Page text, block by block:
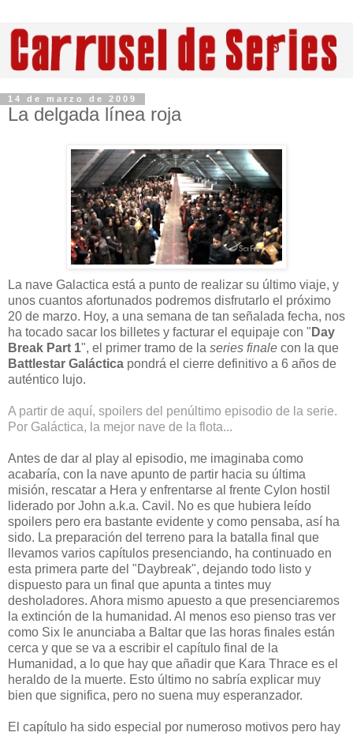
14 de marzo de 2009
La delgada línea roja
La nave Galactica está a punto de realizar su último viaje, y
unos cuantos afortunados podremos disfrutarlo el próximo
20 de marzo. Hoy, a una semana de tan señalada fecha, nos
ha tocado sacar los billetes y facturar el equipaje con " Day
Break Part 1", el primer tramo de la series finale con la que
Battlestar Galáctica pondrá el cierre definitivo a 6 años de
auténtico lujo.
A partir de aquí, spoilers del penúltimo episodio de la serie.
Por Galáctica, la mejor nave de la flota...
Antes de dar al play al episodio, me imaginaba como
acabaría, con la nave apunto de partir hacia su última
misión, rescatar a Hera y enfrentarse al frente Cylon hostil
liderado por John a.k.a. Cavil. No es que hubiera leído
spoilers pero era bastante evidente y como pensaba, así ha
sido. La preparación del terreno para la batalla final que
llevamos varios capítulos presenciando, ha continuado en
esta primera parte del "Daybreak", dejando todo listo y
dispuesto para un final que apunta a tintes muy
desholadores. Ahora mismo apuesto a que presenciaremos
la extinción de la humanidad. Al menos eso pienso tras ver
como Six le anunciaba a Baltar que las horas finales están
cerca y que se va a escribir el capítulo final de la
Humanidad, a lo que hay que añadir que Kara Thrace es el
heraldo de la muerte. Esto último no sabría explicar muy
bien que significa, pero no suena muy esperanzador.
El capítulo ha sido especial por numeroso motivos pero hay